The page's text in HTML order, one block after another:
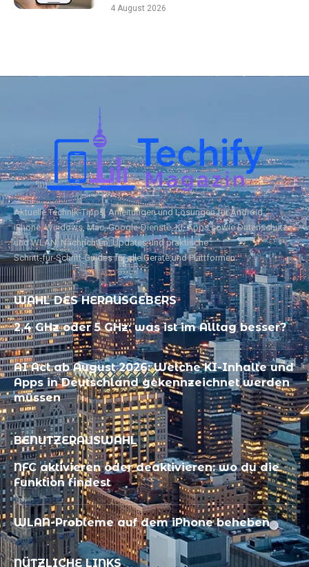
4 August 2026
Aktuelle Technik‑Tipps, Anleitungen und Lösungen für Android,
iPhone, Windows, Mac, Google‑Dienste, KI, Apps sowie Datenschutz
und WLAN. Nachrichten, Updates und praktische
Schritt‑für‑Schritt‑Guides für alle Geräte und Plattformen.
WAHL DES HERAUSGEBERS
2,4 GHz oder 5 GHz: was ist im Alltag besser?
AI Act ab August 2026: Welche KI-Inhalte und
Apps in Deutschland gekennzeichnet werden
müssen
BENUTZERAUSWAHL
NFC aktivieren oder deaktivieren: wo du die
Funktion findest
WLAN-Probleme auf dem iPhone beheben
NÜTZLICHE LINKS